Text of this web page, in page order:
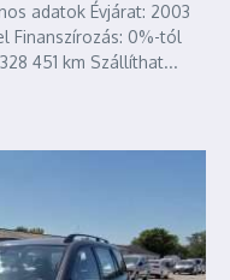
adatok Évjárat: 2003
Finanszírozás: 0%-tól
451 km Szállíthat...